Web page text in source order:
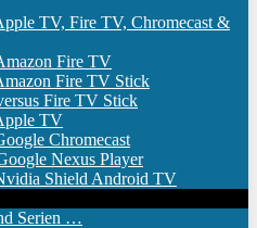
TV, Fire TV, Chromecast &
Fire TV
Fire TV Stick
Fire TV Stick
TV
Chromecast
Nexus Player
Shield Android TV
Serien …